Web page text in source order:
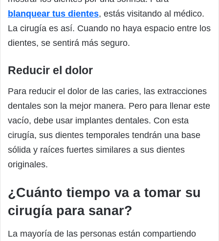
blanquear tus dientes, estás visitando al médico.
La cirugía es así. Cuando no haya espacio entre los
dientes, se sentirá más seguro.
Reducir el dolor
Para reducir el dolor de las caries, las extracciones
dentales son la mejor manera. Pero para llenar este
vacío, debe usar implantes dentales. Con esta
cirugía, sus dientes temporales tendrán una base
sólida y raíces fuertes similares a sus dientes
originales.
¿Cuánto tiempo va a tomar su
cirugía para sanar?
La mayoría de las personas están compartiendo